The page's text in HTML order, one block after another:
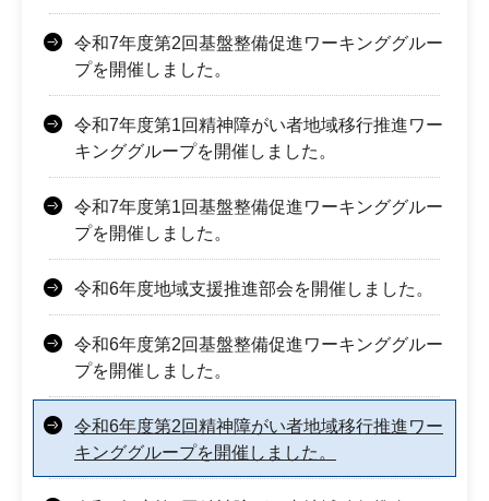
令和7年度第2回基盤整備促進ワーキンググルー
プを開催しました。
令和7年度第1回精神障がい者地域移行推進ワー
キンググループを開催しました。
令和7年度第1回基盤整備促進ワーキンググルー
プを開催しました。
令和6年度地域支援推進部会を開催しました。
令和6年度第2回基盤整備促進ワーキンググルー
プを開催しました。
令和6年度第2回精神障がい者地域移行推進ワー
キンググループを開催しました。